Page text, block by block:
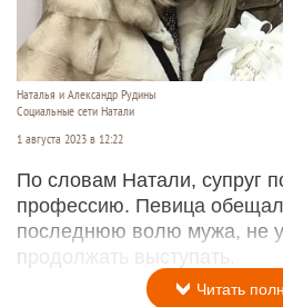
Наталья и Александр Рудины
Социальные сети Натали
1 августа 2023 в 12:22
По словам Натали, супруг
профессию. Певица
последнюю волю мужа, не
продолжать выступать.
Читать